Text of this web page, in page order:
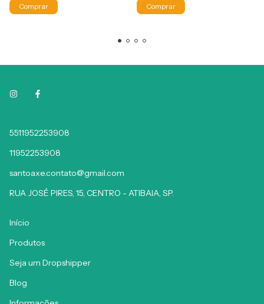
5511952253908
11952253908
santoaxe.contato@gmail.com
RUA JOSÉ PIRES, 15, CENTRO - ATIBAIA, SP.
Início
Produtos
Seja um Dropshipper
Blog